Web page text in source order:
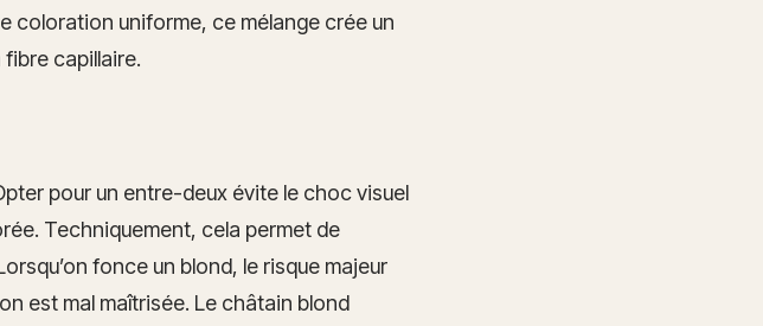
coloration uniforme, ce mélange crée un
fibre capillaire.
pour un entre-deux évite le choc visuel
Techniquement, cela permet de
fonce un blond, le risque majeur
est mal maîtrisée. Le châtain blond